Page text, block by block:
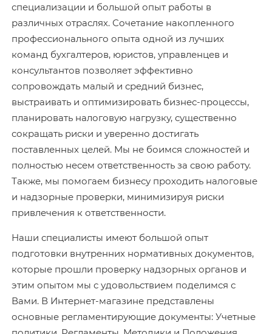
специализации и большой опыт работы в
различных отраслях. Сочетание накопленного
профессионального опыта одной из лучших
команд бухгалтеров, юристов, управленцев и
консультантов позволяет эффективно
сопровождать малый и средний бизнес,
выстраивать и оптимизировать бизнес-процессы,
планировать налоговую нагрузку, существенно
сокращать риски и уверенно достигать
поставленных целей. Мы не боимся сложностей и
полностью несем ответственность за свою работу.
Также, мы помогаем бизнесу проходить налоговые
и надзорные проверки, минимизируя риски
привлечения к ответственности.
Наши специалисты имеют большой опыт
подготовки внутренних нормативных документов,
которые прошли проверку надзорных органов и
этим опытом мы с удовольствием поделимся с
Вами. В Интернет-магазине представлены
основные регламентирующие документы: Учетные